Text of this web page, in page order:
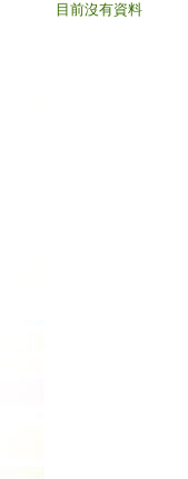
目前沒有資料